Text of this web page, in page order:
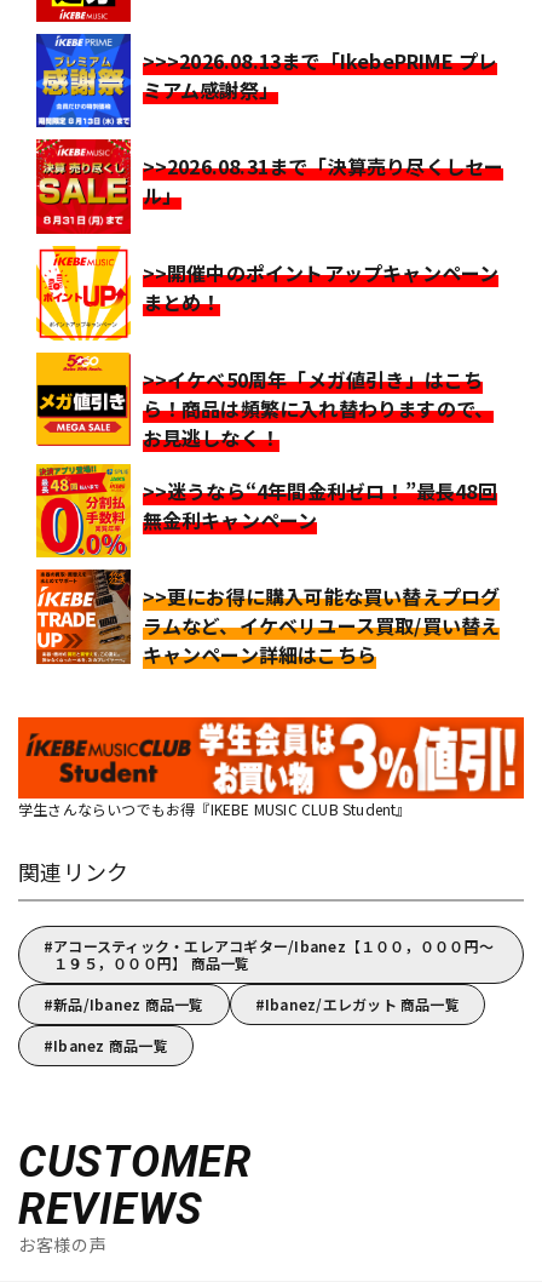
>>>2026.08.13まで「IkebePRIME プレ
ミアム感謝祭」
>>2026.08.31まで「決算売り尽くしセー
ル」
>>開催中のポイントアップキャンペーン
まとめ！
>>イケベ50周年「メガ値引き」はこち
ら！商品は頻繁に入れ替わりますので、
お見逃しなく！
>>迷うなら“4年間金利ゼロ！”最長48回
無金利キャンペーン
>>更にお得に購入可能な買い替えプログ
ラムなど、イケベリユース買取/買い替え
キャンペーン詳細はこちら
学生さんならいつでもお得『IKEBE MUSIC CLUB Student』
関連リンク
アコースティック・エレアコギター/Ibanez【１００，０００円～
１９５，０００円】 商品一覧
新品/Ibanez 商品一覧
Ibanez/エレガット 商品一覧
Ibanez 商品一覧
CUSTOMER
REVIEWS
お客様の声